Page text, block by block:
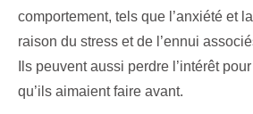
comportement, tels que l’anxiété et
raison du stress et de l’ennui
Ils peuvent aussi perdre l’intérêt
qu’ils aimaient faire avant.